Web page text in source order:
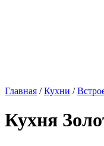
Главная /Кухни /
Кухня